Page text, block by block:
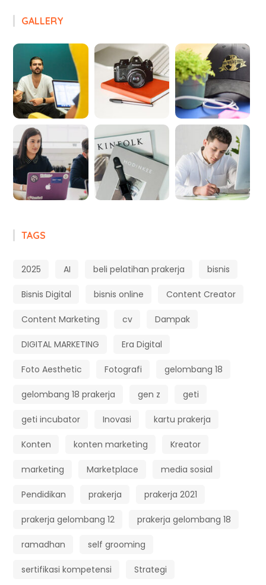
GALLERY
TAGS
2025 AI beli pelatihan prakerja bisnis
Bisnis Digital bisnis online Content Creator
Content Marketing cv Dampak
DIGITAL MARKETING Era Digital
Foto Aesthetic Fotografi gelombang 18
gelombang 18 prakerja gen z geti
geti incubator Inovasi kartu prakerja
Konten konten marketing Kreator
marketing Marketplace media sosial
Pendidikan prakerja prakerja 2021
prakerja gelombang 12 prakerja gelombang 18
ramadhan self grooming
sertifikasi kompetensi Strategi